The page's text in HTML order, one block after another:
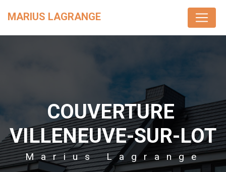
MARIUS LAGRANGE
COUVERTURE
VILLENEUVE-SUR-LOT
Marius Lagrange